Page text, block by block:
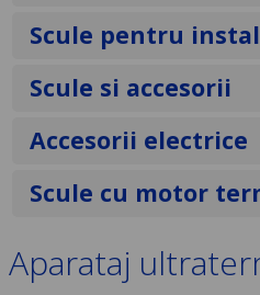
Scule pentru
Scule si accesorii
Accesorii electrice
Scule cu motor
Aparataj